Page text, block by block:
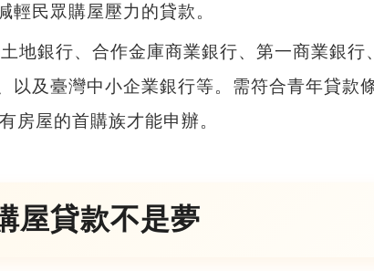
輕民眾購屋壓力的貸款。
地銀行、合作金庫商業銀行、第一商業銀行
及臺灣中小企業銀行等。 需符合青年貸款
房屋的首購族才能申辦。
屋貸款不是夢